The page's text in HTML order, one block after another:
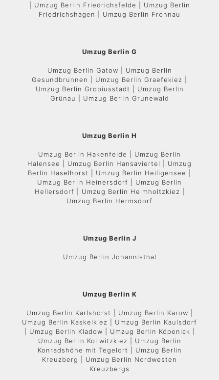
| Umzug Berlin Friedrichsfelde | Umzug Berlin
Friedrichshagen | Umzug Berlin Frohnau
Umzug Berlin G
Umzug Berlin Gatow | Umzug Berlin
Gesundbrunnen | Umzug Berlin Graefekiez |
Umzug Berlin Gropiusstadt | Umzug Berlin
Grünau | Umzug Berlin Grunewald
Umzug Berlin H
Umzug Berlin Hakenfelde | Umzug Berlin
Halensee | Umzug Berlin Hansaviertel | Umzug
Berlin Haselhorst | Umzug Berlin Heiligensee |
Umzug Berlin Heinersdorf | Umzug Berlin
Hellersdorf | Umzug Berlin Helmholtzkiez |
Umzug Berlin Hermsdorf
Umzug Berlin J
Umzug Berlin Johannisthal
Umzug Berlin K
Umzug Berlin Karlshorst | Umzug Berlin Karow |
Umzug Berlin Kaskelkiez | Umzug Berlin Kaulsdorf
| Umzug Berlin Kladow | Umzug Berlin Köpenick |
Umzug Berlin Kollwitzkiez | Umzug Berlin
Konradshöhe mit Tegelort | Umzug Berlin
Kreuzberg | Umzug Berlin Nordwesten
Kreuzbergs